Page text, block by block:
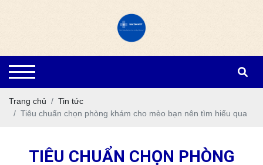
Trang chủ
Tin tức
Tiêu chuẩn chọn phòng khám cho mèo bạn nên tìm hiểu qua
TIÊU CHUẨN CHỌN PHÒNG